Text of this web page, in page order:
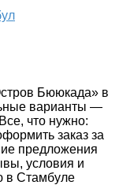
Бююкада» в
варианты —
что нужно:
заказ за
предложения
условия и
в Стамбуле